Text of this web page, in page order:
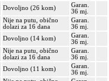
Dovoljno (26 kom)
Garan.
36 mj.
Nije na putu, obično
dolazi za 16 dana
Garan.
36 mj.
Dovoljno (14 kom)
Garan.
36 mj.
Nije na putu, obično
dolazi za 16 dana
Garan.
36 mj.
Dovoljno (11 kom)
Garan.
36 mj.